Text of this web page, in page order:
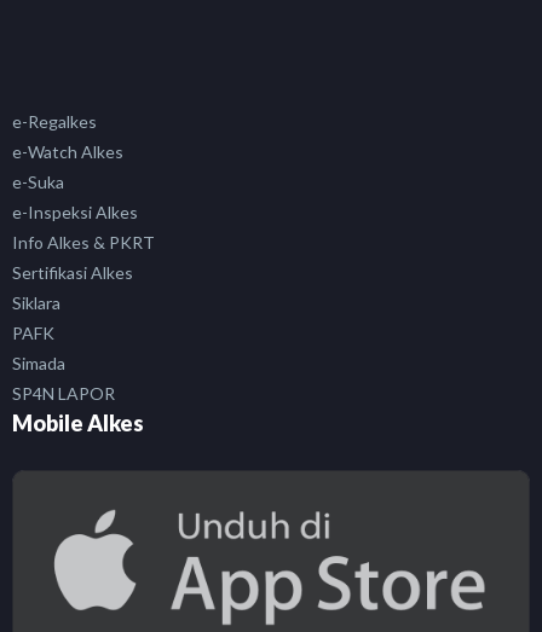
e-Regalkes
e-Watch Alkes
e-Suka
e-Inspeksi Alkes
Info Alkes & PKRT
Sertifikasi Alkes
Siklara
PAFK
Simada
SP4N LAPOR
Mobile Alkes